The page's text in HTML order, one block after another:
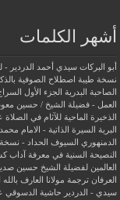
أشهر الكلمات
أبو البركات سيدي أحمد الدردير -
نسخة طيبة اصطلاح الصوفية
الصاحبة البدرية
الجزء الأول
العمل - فضيلة الشيخ / حسين
الذخيرة الماحية للآثام في الصلاة
البرية
السيرة الذاتية - الامام
الدمنهوري
السيوف الحداد -
النصيحة السنية في معرفة آداب
العالمين لفضيلة الشيخ حسين
العرفان ترجمة مولانا العارف
سيدي - الدردير
حاشية الدسوقي